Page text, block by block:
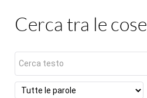
Cerca tra le cose